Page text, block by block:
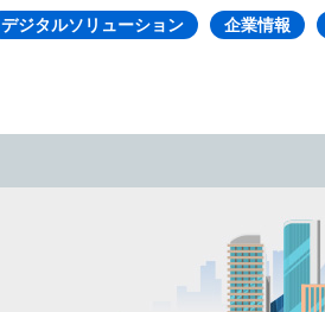
デジタルソリューション 企業情報